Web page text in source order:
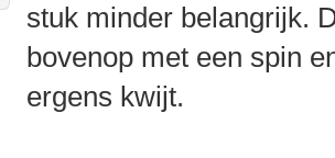
stuk minder belangrijk.
bovenop met een spin
ergens kwijt.